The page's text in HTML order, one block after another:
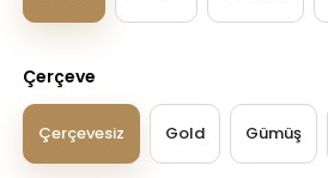
Çerçeve
Çerçevesiz Gold Gümüş